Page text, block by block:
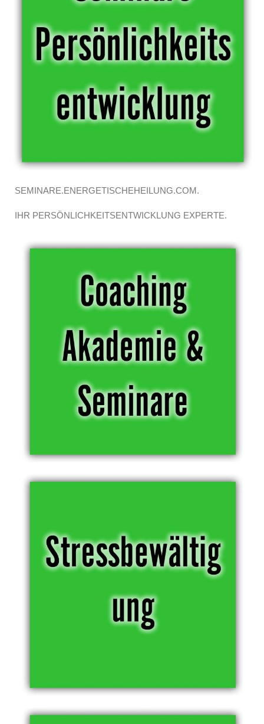
SEMINARE.ENERGETISCHEHEILUNG.COM.
IHR PERSÖNLICHKEITSENTWICKLUNG EXPERTE.